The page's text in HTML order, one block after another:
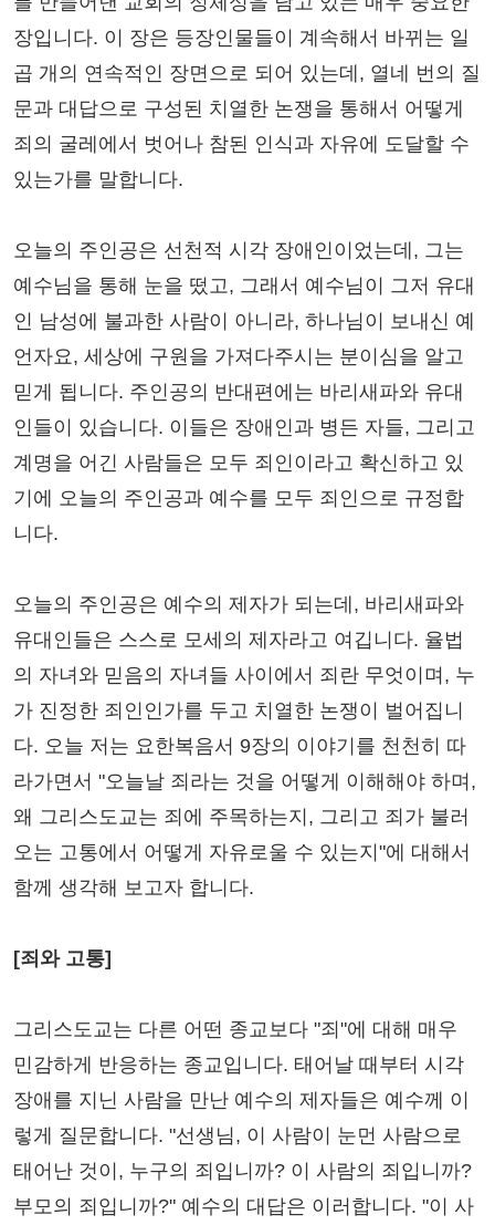
장입니다. 이 장은 등장인물들이 계속해서 바뀌는 일
곱 개의 연속적인 장면으로 되어 있는데, 열네 번의 질
문과 대답으로 구성된 치열한 논쟁을 통해서 어떻게
죄의 굴레에서 벗어나 참된 인식과 자유에 도달할 수
있는가를 말합니다.
오늘의 주인공은 선천적 시각 장애인이었는데, 그는
예수님을 통해 눈을 떴고, 그래서 예수님이 그저 유대
인 남성에 불과한 사람이 아니라, 하나님이 보내신 예
언자요, 세상에 구원을 가져다주시는 분이심을 알고
믿게 됩니다. 주인공의 반대편에는 바리새파와 유대
인들이 있습니다. 이들은 장애인과 병든 자들, 그리고
계명을 어긴 사람들은 모두 죄인이라고 확신하고 있
기에 오늘의 주인공과 예수를 모두 죄인으로 규정합
니다.
오늘의 주인공은 예수의 제자가 되는데, 바리새파와
유대인들은 스스로 모세의 제자라고 여깁니다. 율법
의 자녀와 믿음의 자녀들 사이에서 죄란 무엇이며, 누
가 진정한 죄인인가를 두고 치열한 논쟁이 벌어집니
다. 오늘 저는 요한복음서 9장의 이야기를 천천히 따
라가면서 "오늘날 죄라는 것을 어떻게 이해해야 하며,
왜 그리스도교는 죄에 주목하는지, 그리고 죄가 불러
오는 고통에서 어떻게 자유로울 수 있는지"에 대해서
함께 생각해 보고자 합니다.
[죄와 고통]
그리스도교는 다른 어떤 종교보다 "죄"에 대해 매우
민감하게 반응하는 종교입니다. 태어날 때부터 시각
장애를 지닌 사람을 만난 예수의 제자들은 예수께 이
렇게 질문합니다. "선생님, 이 사람이 눈먼 사람으로
태어난 것이, 누구의 죄입니까? 이 사람의 죄입니까?
부모의 죄입니까?" 예수의 대답은 이러합니다. "이 사